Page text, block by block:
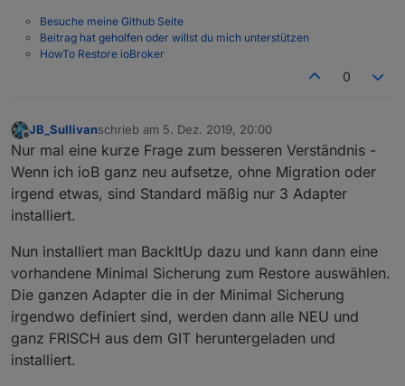
Komischer weise habe ich jetzt keinen Zeilenumbruch
drinnen?
ERELDIGT!
Besuche meine Github Seite
Beitrag hat geholfen oder willst du mich unterstützen
HowTo Restore ioBroker
0
Offline
JB_Sullivanschrieb am 5. Dez. 2019, 20:00
zuletzt editiert von
Nur mal eine kurze Frage zum besseren Verständnis -
Wenn ich ioB ganz neu aufsetze, ohne Migration oder
irgend etwas, sind Standard mäßig nur 3 Adapter
installiert.
Nun installiert man BackItUp dazu und kann dann eine
vorhandene Minimal Sicherung zum Restore auswählen.
Die ganzen Adapter die in der Minimal Sicherung
irgendwo definiert sind, werden dann alle NEU und
ganz FRISCH aus dem GIT heruntergeladen und
installiert.